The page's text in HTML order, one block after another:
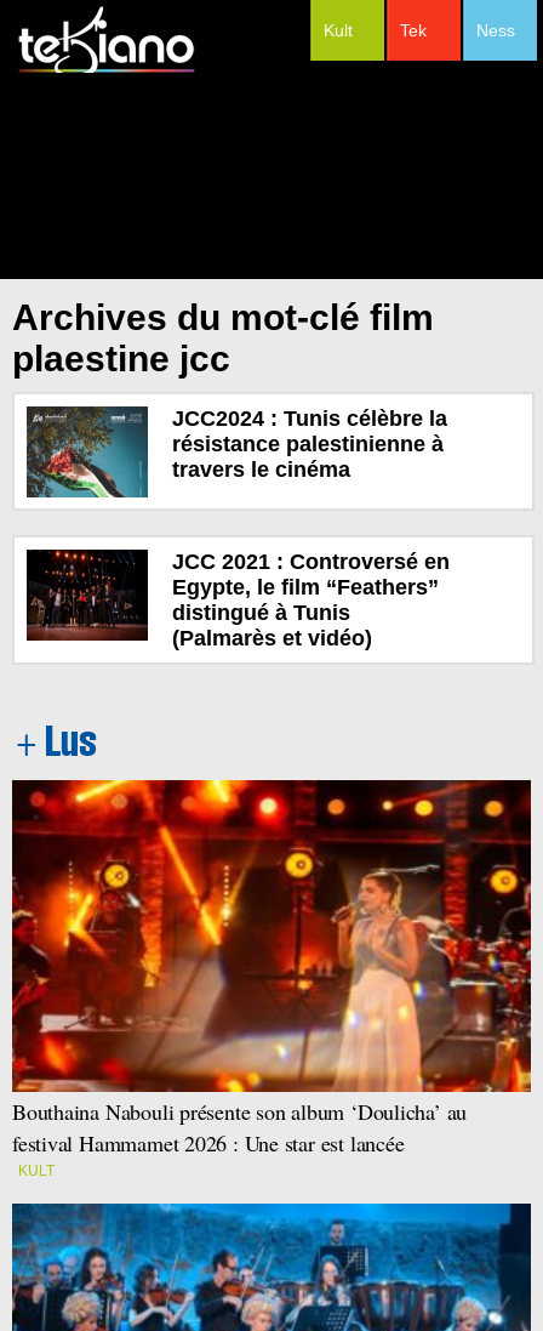
Ness
Tek
Kult
Archives du mot-clé film
plaestine jcc
JCC2024 : Tunis célèbre la
résistance palestinienne à
travers le cinéma
JCC 2021 : Controversé en
Egypte, le film “Feathers”
distingué à Tunis
(Palmarès et vidéo)
Bouthaina Nabouli présente son album ‘Doulicha’ au
festival Hammamet 2026 : Une star est lancée
KULT